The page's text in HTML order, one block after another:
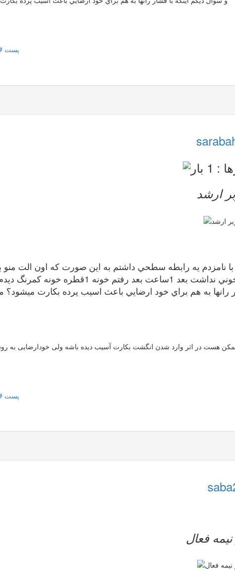
پست #
ارشد
نامزدم يه رابطه سطحي داشتم به اين صورت كه اون الت
ديدم ميشه از پردم باشه؟
رانها به هم براي خود ارضايي باعث اسيب پرده بكارت
هست در اثر وارد شدن انگشت بکارت آسیب دیده باشه ولی خودارضایی به
پست #
نيمه فعال